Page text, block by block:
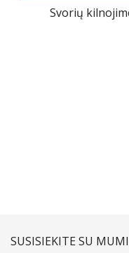
Svorių
SUSISIEKITE SU